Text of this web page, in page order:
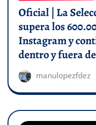
Oficial | La
supera los
Instagram y
dentro y fuera
manulopezfdez